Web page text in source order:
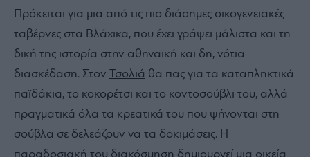
Πρόκειται για μια από τις πιο διάσημες οικογενειακές
ταβέρνες στα Βλάχικα, που έχει γράψει μάλιστα και τη
δική της ιστορία στην αθηναϊκή και δη, νότια
διασκέδαση. Στον Τσολιά θα πας για τα καταπληκτικά
παϊδάκια, το κοκορέτσι και το κοντοσούβλι του, αλλά
πραγματικά όλα τα κρεατικά του που ψήνονται στη
σούβλα σε δελεάζουν να τα δοκιμάσεις. Η
παραδοσιακή του διακόσμηση δημιουργεί μια οικεία